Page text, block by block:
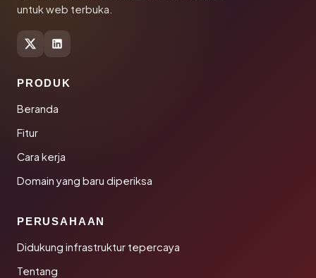
untuk web terbuka.
PRODUK
Beranda
Fitur
Cara kerja
Domain yang baru diperiksa
PERUSAHAAN
Didukung infrastruktur tepercaya
Tentang